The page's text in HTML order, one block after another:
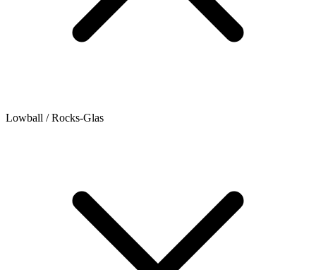
Lowball / Rocks-Glas